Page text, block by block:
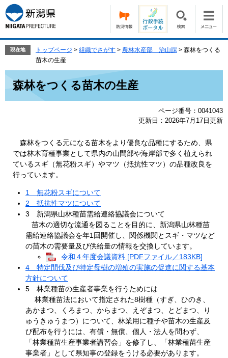
ー
ジ
の
で
す。
ニ
ュ
ー
ば
本
現在地 トップページ > 組織でさがす > 農林水産部 治山課 > 森林をつくる
苗木の生産
森林をつくる苗木の生産
ページ番号：0041043
更新日：2026年7月17日更新
森林をつくる元になる苗木をより優良な品種にするため、県
では林木育種事業として県内の山間部や海岸部で多く植えられ
ているスギ（無花粉スギ）やマツ（抵抗性マツ）の品種改良を
行っています。
1 無花粉スギについて
2 抵抗性マツについて
3 新潟県山林種苗需給連絡協議会について
苗木の適切な流通を図ることを目的に、新潟県山林種苗
需給連絡協議会を年1回開催し、関係機関とスギ・マツなど
の苗木の需要量及び供給量の情報を交換しています。
令和４年度会議資料 [PDFファイル／183KB]
4 特定間伐及び特定母樹の増殖の実施の促進に関する基本
方針について
5 林業種苗の生産者事業を行うためには
林業種苗法において指定された8樹種（すぎ、ひのき、
あかまつ、くろまつ、からまつ、えぞまつ、とどまつ、り
ゅうきゅうまつ）について、林業用に種子や苗木の生産及
び配布を行うには、有償・無償、個人・法人を問わず、
「林業種苗生産事業者講習会」を修了し、「林業種苗生産
事業者」として県知事の登録をうける必要があります。